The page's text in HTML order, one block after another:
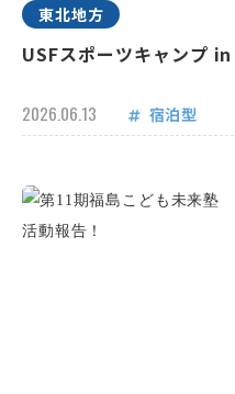
東北地方
USFスポーツキャンプ
2026.06.13 宿泊型